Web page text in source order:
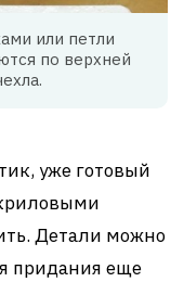
или петли
по верхней
уже готовый
Детали можно
придания еще